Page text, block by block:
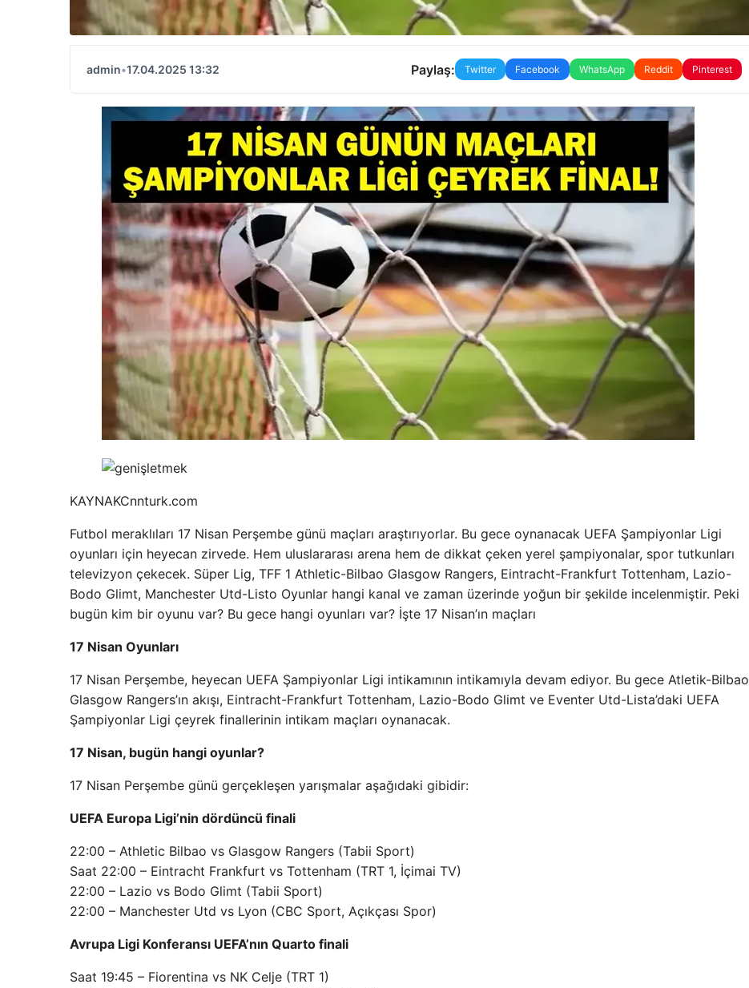
admin•17.04.2025 13:32 Paylaş: Twitter Facebook WhatsApp Reddit Pinterest
KAYNAKCnnturk.com
Futbol meraklıları 17 Nisan Perşembe günü maçları araştırıyorlar. Bu gece oynanacak UEFA Şampiyonlar Ligi
oyunları için heyecan zirvede. Hem uluslararası arena hem de dikkat çeken yerel şampiyonalar, spor tutkunları
televizyon çekecek. Süper Lig, TFF 1 Athletic-Bilbao Glasgow Rangers, Eintracht-Frankfurt Tottenham, Lazio-
Bodo Glimt, Manchester Utd-Listo Oyunlar hangi kanal ve zaman üzerinde yoğun bir şekilde incelenmiştir. Peki
bugün kim bir oyunu var? Bu gece hangi oyunları var? İşte 17 Nisan’ın maçları
17 Nisan Oyunları
17 Nisan Perşembe, heyecan UEFA Şampiyonlar Ligi intikamının intikamıyla devam ediyor. Bu gece Atletik-Bilbao
Glasgow Rangers’ın akışı, Eintracht-Frankfurt Tottenham, Lazio-Bodo Glimt ve Eventer Utd-Lista’daki UEFA
Şampiyonlar Ligi çeyrek finallerinin intikam maçları oynanacak.
17 Nisan, bugün hangi oyunlar?
17 Nisan Perşembe günü gerçekleşen yarışmalar aşağıdaki gibidir:
UEFA Europa Ligi’nin dördüncü finali
22:00 – Athletic Bilbao vs Glasgow Rangers (Tabii Sport)
Saat 22:00 – Eintracht Frankfurt vs Tottenham (TRT 1, İçimai TV)
22:00 – Lazio vs Bodo Glimt (Tabii Sport)
22:00 – Manchester Utd vs Lyon (CBC Sport, Açıkçası Spor)
Avrupa Ligi Konferansı UEFA’nın Quarto finali
Saat 19:45 – Fiorentina vs NK Celje (TRT 1)